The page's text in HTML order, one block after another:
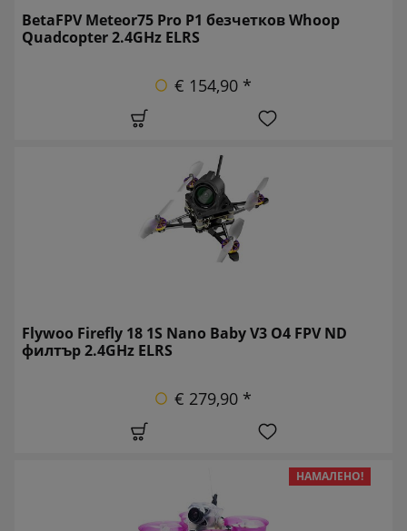
BetaFPV Meteor75 Pro P1 безчетков Whoop
Quadcopter 2.4GHz ELRS
€ 154,90 *
Flywoo Firefly 18 1S Nano Baby V3 O4 FPV ND
филтър 2.4GHz ELRS
€ 279,90 *
НАМАЛЕНО!